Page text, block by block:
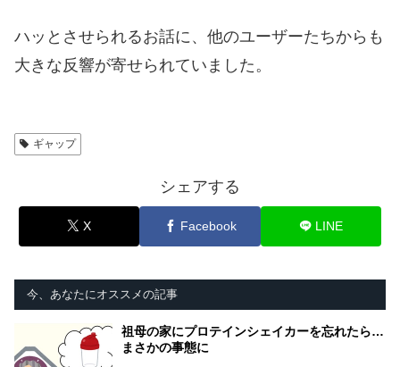
ハッとさせられるお話に、他のユーザーたちからも
大きな反響が寄せられていました。
ギャップ
シェアする
X Facebook LINE
今、あなたにオススメの記事
祖母の家にプロテインシェイカーを忘れたら…
まさかの事態に